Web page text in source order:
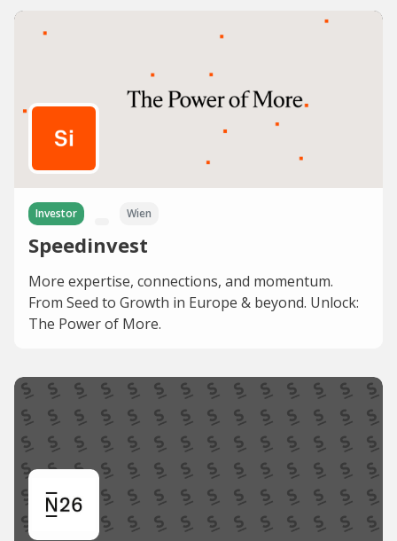
Investor Wien
Speedinvest
More expertise, connections, and momentum.
From Seed to Growth in Europe & beyond. Unlock:
The Power of More.